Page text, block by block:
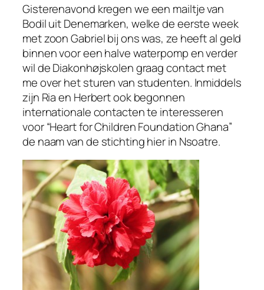
Gisterenavond kregen we een mailtje van
Bodil uit Denemarken, welke de eerste week
met zoon Gabriel bij ons was, ze heeft al geld
binnen voor een halve waterpomp en verder
wil de Diakonhøjskolen graag contact met
me over het sturen van studenten. Inmiddels
zijn Ria en Herbert ook begonnen
internationale contacten te interesseren
voor “Heart for Children Foundation Ghana”
de naam van de stichting hier in Nsoatre.